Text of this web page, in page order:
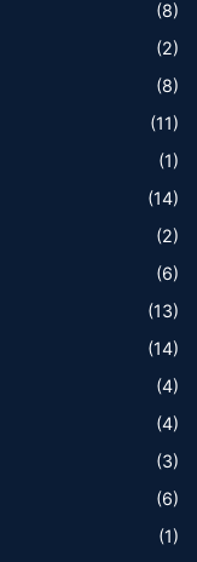
(8)
(2)
(8)
(11)
(1)
(14)
(2)
(6)
(13)
(14)
(4)
(4)
(3)
(6)
(1)